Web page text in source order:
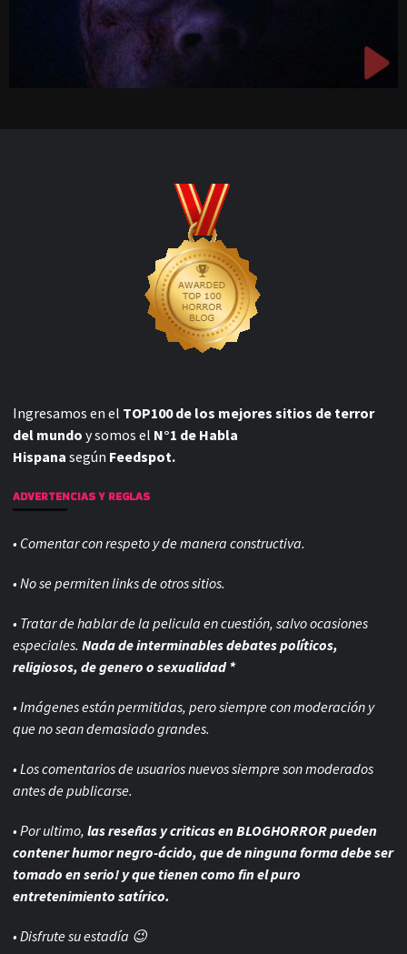
Ingresamos en el TOP100 de los mejores sitios de terror
del mundo y somos el N°1 de Habla
Hispana según Feedspot.
ADVERTENCIAS Y REGLAS
• Comentar con respeto y de manera constructiva.
• No se permiten links de otros sitios.
• Tratar de hablar de la pelicula en cuestión, salvo ocasiones
especiales. Nada de interminables debates políticos,
religiosos, de genero o sexualidad *
• Imágenes están permitidas, pero siempre conmoderación y
que no sean demasiado grandes.
• Los comentarios de usuarios nuevos siempre son moderados
antes de publicarse.
• Por ultimo, las reseñas y criticas en BLOGHORROR pueden
contener humor negro-ácido, que de ninguna forma debe ser
tomado en serio! y que tienen como fin el puro
entretenimiento satírico.
• Disfrute su estadía 😉